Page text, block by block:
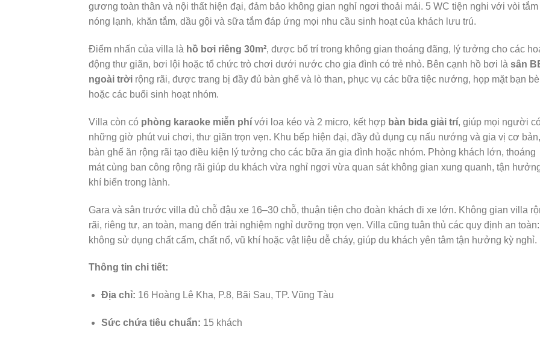
gương toàn thân và nội thất hiện đại, đảm bảo không gian nghỉ ngơi thoải mái. 5 WC tiện nghi với vòi tắm
nóng lạnh, khăn tắm, dầu gội và sữa tắm đáp ứng mọi nhu cầu sinh hoạt của khách lưu trú.
Điểm nhấn của villa là hồ bơi riêng 30m², được bố trí trong không gian thoáng đãng, lý tưởng cho các
động thư giãn, bơi lội hoặc tổ chức trò chơi dưới nước cho gia đình có trẻ nhỏ. Bên cạnh hồ bơi là sân
ngoài trời rộng rãi, được trang bị đầy đủ bàn ghế và lò than, phục vụ các bữa tiệc nướng, họp mặt bạn bè
hoặc các buổi sinh hoạt nhóm.
Villa còn có phòng karaoke miễn phí với loa kéo và 2 micro, kết hợp bàn bida giải trí, giúp mọi người
những giờ phút vui chơi, thư giãn trọn vẹn. Khu bếp hiện đại, đầy đủ dụng cụ nấu nướng và gia vị cơ bản,
bàn ghế ăn rộng rãi tạo điều kiện lý tưởng cho các bữa ăn gia đình hoặc nhóm. Phòng khách lớn, thoáng
mát cùng ban công rộng rãi giúp du khách vừa nghỉ ngơi vừa quan sát không gian xung quanh, tận
khí biển trong lành.
Gara và sân trước villa đủ chỗ đậu xe 16–30 chỗ, thuận tiện cho đoàn khách đi xe lớn. Không gian villa
rãi, riêng tư, an toàn, mang đến trải nghiệm nghỉ dưỡng trọn vẹn. Villa cũng tuân thủ các quy định an toàn:
không sử dụng chất cấm, chất nổ, vũ khí hoặc vật liệu dễ cháy, giúp du khách yên tâm tận hưởng kỳ nghỉ.
Thông tin chi tiết:
Địa chỉ: 16 Hoàng Lê Kha, P.8, Bãi Sau, TP. Vũng Tàu
Sức chứa tiêu chuẩn: 15 khách